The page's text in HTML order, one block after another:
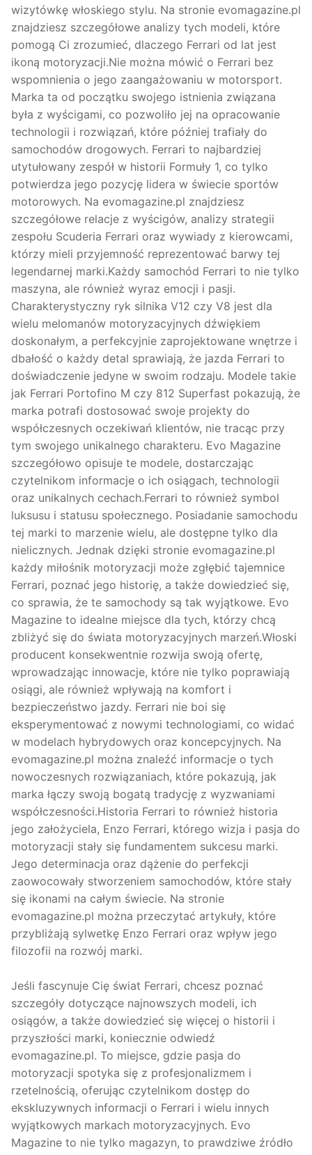
wizytówkę włoskiego stylu. Na stronie evomagazine.pl
znajdziesz szczegółowe analizy tych modeli, które
pomogą Ci zrozumieć, dlaczego Ferrari od lat jest
ikoną motoryzacji.Nie można mówić o Ferrari bez
wspomnienia o jego zaangażowaniu w motorsport.
Marka ta od początku swojego istnienia związana
była z wyścigami, co pozwoliło jej na opracowanie
technologii i rozwiązań, które później trafiały do
samochodów drogowych. Ferrari to najbardziej
utytułowany zespół w historii Formuły 1, co tylko
potwierdza jego pozycję lidera w świecie sportów
motorowych. Na evomagazine.pl znajdziesz
szczegółowe relacje z wyścigów, analizy strategii
zespołu Scuderia Ferrari oraz wywiady z kierowcami,
którzy mieli przyjemność reprezentować barwy tej
legendarnej marki.Każdy samochód Ferrari to nie tylko
maszyna, ale również wyraz emocji i pasji.
Charakterystyczny ryk silnika V12 czy V8 jest dla
wielu melomanów motoryzacyjnych dźwiękiem
doskonałym, a perfekcyjnie zaprojektowane wnętrze i
dbałość o każdy detal sprawiają, że jazda Ferrari to
doświadczenie jedyne w swoim rodzaju. Modele takie
jak Ferrari Portofino M czy 812 Superfast pokazują, że
marka potrafi dostosować swoje projekty do
współczesnych oczekiwań klientów, nie tracąc przy
tym swojego unikalnego charakteru. Evo Magazine
szczegółowo opisuje te modele, dostarczając
czytelnikom informacje o ich osiągach, technologii
oraz unikalnych cechach.Ferrari to również symbol
luksusu i statusu społecznego. Posiadanie samochodu
tej marki to marzenie wielu, ale dostępne tylko dla
nielicznych. Jednak dzięki stronie evomagazine.pl
każdy miłośnik motoryzacji może zgłębić tajemnice
Ferrari, poznać jego historię, a także dowiedzieć się,
co sprawia, że te samochody są tak wyjątkowe. Evo
Magazine to idealne miejsce dla tych, którzy chcą
zbliżyć się do świata motoryzacyjnych marzeń.Włoski
producent konsekwentnie rozwija swoją ofertę,
wprowadzając innowacje, które nie tylko poprawiają
osiągi, ale również wpływają na komfort i
bezpieczeństwo jazdy. Ferrari nie boi się
eksperymentować z nowymi technologiami, co widać
w modelach hybrydowych oraz koncepcyjnych. Na
evomagazine.pl można znaleźć informacje o tych
nowoczesnych rozwiązaniach, które pokazują, jak
marka łączy swoją bogatą tradycję z wyzwaniami
współczesności.Historia Ferrari to również historia
jego założyciela, Enzo Ferrari, którego wizja i pasja do
motoryzacji stały się fundamentem sukcesu marki.
Jego determinacja oraz dążenie do perfekcji
zaowocowały stworzeniem samochodów, które stały
się ikonami na całym świecie. Na stronie
evomagazine.pl można przeczytać artykuły, które
przybliżają sylwetkę Enzo Ferrari oraz wpływ jego
filozofii na rozwój marki.
Jeśli fascynuje Cię świat Ferrari, chcesz poznać
szczegóły dotyczące najnowszych modeli, ich
osiągów, a także dowiedzieć się więcej o historii i
przyszłości marki, koniecznie odwiedź
evomagazine.pl. To miejsce, gdzie pasja do
motoryzacji spotyka się z profesjonalizmem i
rzetelnością, oferując czytelnikom dostęp do
ekskluzywnych informacji o Ferrari i wielu innych
wyjątkowych markach motoryzacyjnych. Evo
Magazine to nie tylko magazyn, to prawdziwe źródło